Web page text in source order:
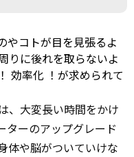
やコトが目を見張るよ
りに後れを取らないよ
効率化 ！が求められて
、大変長い時間をかけ
ターのアップグレード
体や脳がついていけな